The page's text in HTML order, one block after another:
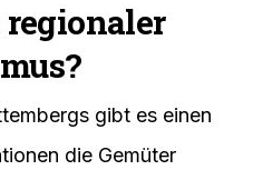
regionaler
gibt es einen
die Gemüter